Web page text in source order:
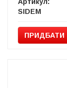
Артикул:
SIDEM
ПРИДБАТИ